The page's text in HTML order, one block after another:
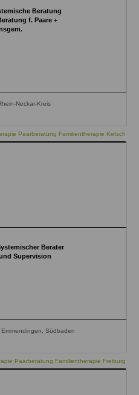
Beratung
f. Paare +
Neckar-Kreis
Paarberatung Familientherapie Ketsch
Berater
Supervision
Südbaden
Paarberatung Familientherapie Freiburg